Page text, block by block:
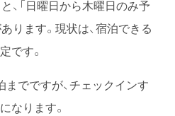
、「日曜日から木曜日のみ予
ります。現状は、宿泊できる
です。
でですが、チェックインす
なります。